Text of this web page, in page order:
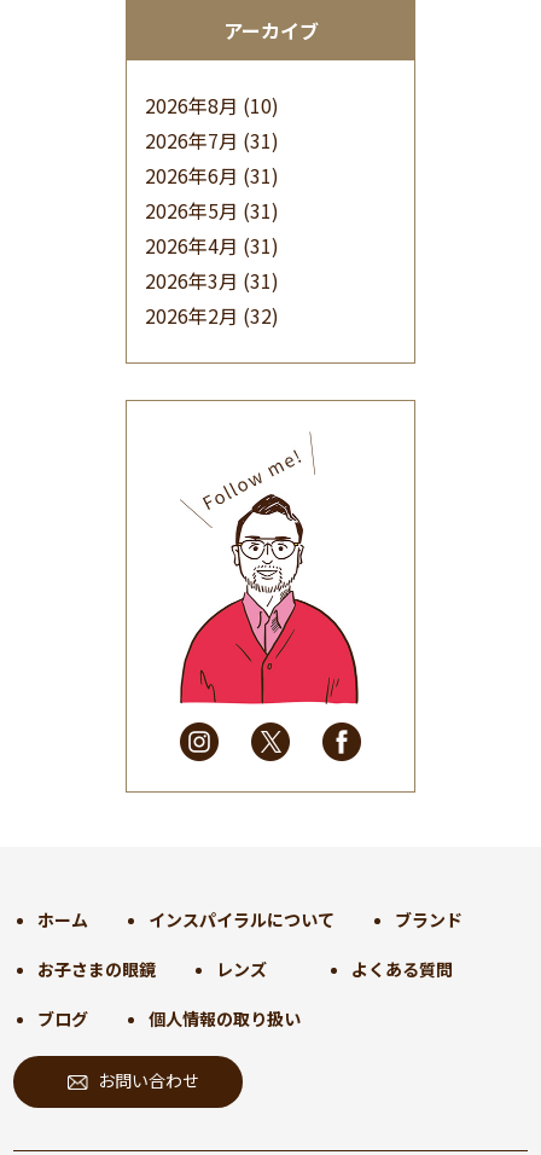
アーカイブ
2026年8月 (10)
2026年7月 (31)
2026年6月 (31)
2026年5月 (31)
2026年4月 (31)
2026年3月 (31)
2026年2月 (32)
(32)
2025年9月(30)
2025年8月(31)
2025年7月(37)
2025年6月(48)
2025年5月
(41)
2025年4月
(32)
2025年3月(31)
2025年2月
(28)
2024年9月(30)
2024年7月(31)
2024年6月(30)
2024年5月
2024年4月 (32)
ホーム インスパイラルについて ブランド
お子さまの眼鏡 レンズ よくある質問
ブログ 個人情報の取り扱い
お問い合わせ